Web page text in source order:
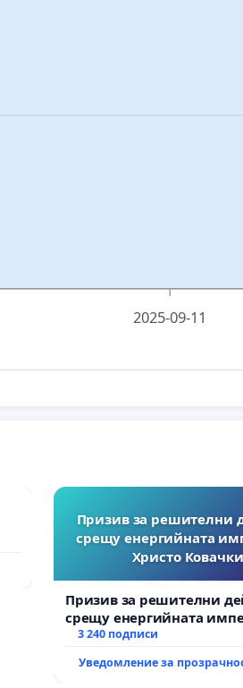
2025-09-11
Призив за решителни
срещу енергийната
Христо
Призив за решителни
срещу енергийната
Христо Ковачки!
3 240 подписи
Уведомление за